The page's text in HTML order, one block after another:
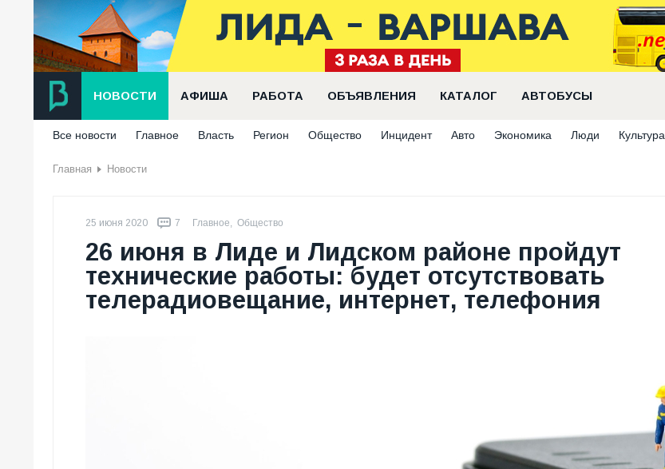
НОВОСТИ АФИША РАБОТА ОБЪЯВЛЕНИЯ КАТАЛОГ АВТОБУСЫ
Все новости Главное Власть Регион Общество Инцидент Авто Экономика Люди Культура
Главная Новости
25 июня 2020 7 Главное, Общество
26 июня в Лиде и Лидском районе пройдут
технические работы: будет отсутствовать
телерадиовещание, интернет, телефония